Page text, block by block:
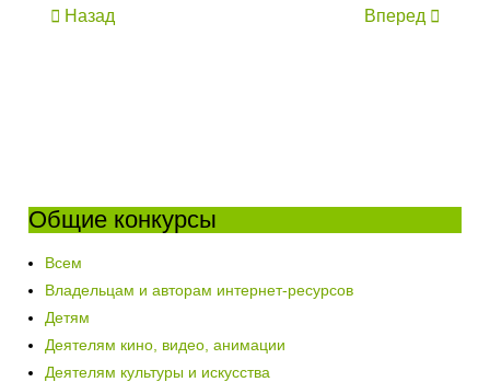
Назад Вперед
Общие конкурсы
Всем
Владельцам и авторам интернет-ресурсов
Детям
Деятелям кино, видео, анимации
Деятелям культуры и искусства